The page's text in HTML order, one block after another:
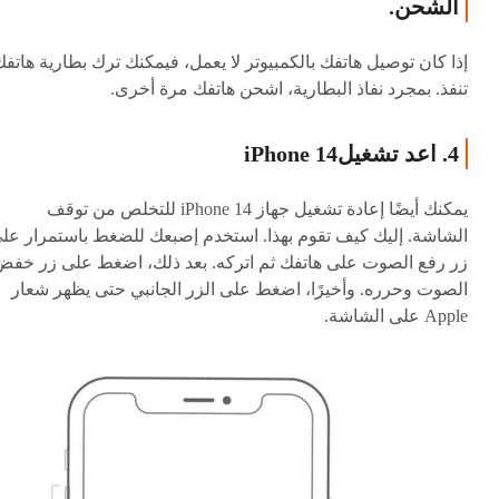
الشحن.
إذا كان توصيل هاتفك بالكمبيوتر لا يعمل، فيمكنك ترك بطارية
تنفذ. بمجرد نفاذ البطارية، اشحن هاتفك مرة أخرى.
4. اعد تشغيلiPhone 14
يمكنك أيضًا إعادة تشغيل جهاز iPhone 14 للتخلص من توقف
الشاشة. إليك كيف تقوم بهذا. استخدم إصبعك للضغط باستمرار
زر رفع الصوت على هاتفك ثم اتركه. بعد ذلك، اضغط على زر
الصوت وحرره. وأخيرًا، اضغط على الزر الجانبي حتى يظهر شعار
Apple على الشاشة.